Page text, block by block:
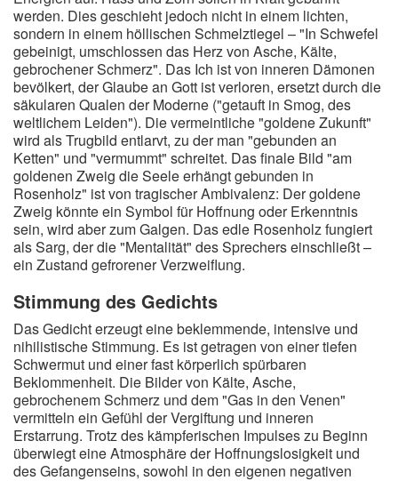
werden. Dies geschieht jedoch nicht in einem lichten,
sondern in einem höllischen Schmelztiegel – "In Schwefel
gebeinigt, umschlossen das Herz von Asche, Kälte,
gebrochener Schmerz". Das Ich ist von inneren Dämonen
bevölkert, der Glaube an Gott ist verloren, ersetzt durch die
säkularen Qualen der Moderne ("getauft in Smog, des
weltlichem Leiden"). Die vermeintliche "goldene Zukunft"
wird als Trugbild entlarvt, zu der man "gebunden an
Ketten" und "vermummt" schreitet. Das finale Bild "am
goldenen Zweig die Seele erhängt gebunden in
Rosenholz" ist von tragischer Ambivalenz: Der goldene
Zweig könnte ein Symbol für Hoffnung oder Erkenntnis
sein, wird aber zum Galgen. Das edle Rosenholz fungiert
als Sarg, der die "Mentalität" des Sprechers einschließt –
ein Zustand gefrorener Verzweiflung.
Stimmung des Gedichts
Das Gedicht erzeugt eine beklemmende, intensive und
nihilistische Stimmung. Es ist getragen von einer tiefen
Schwermut und einer fast körperlich spürbaren
Beklommenheit. Die Bilder von Kälte, Asche,
gebrochenem Schmerz und dem "Gas in den Venen"
vermitteln ein Gefühl der Vergiftung und inneren
Erstarrung. Trotz des kämpferischen Impulses zu Beginn
überwiegt eine Atmosphäre der Hoffnungslosigkeit und
des Gefangenseins, sowohl in den eigenen negativen